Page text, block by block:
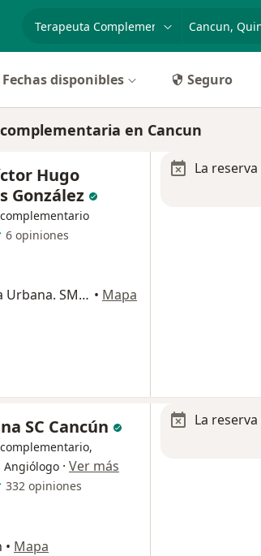
Fechas disponibles Seguro
en Cancun
Hugo
González
6 opiniones
Pedregal Del Bosque, Zona Urbana. SM 43, MZ 03, LT 06, Cancun • Mapa
La
SC Cancún
Angiólogo · Ver más
332 opiniones
• Mapa
La